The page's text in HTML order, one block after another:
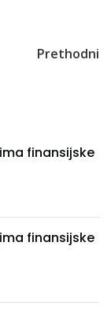
Prethodni
finansijske
finansijske